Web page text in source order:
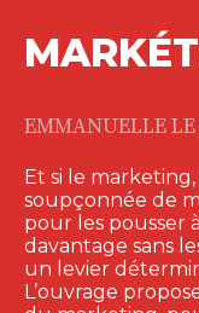
EMMANUELLE LE
Et si le
soupçonnée de
pour les pousser
davantage sans
un levier
L’ouvrage